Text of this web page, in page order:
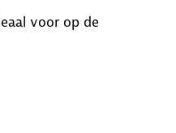
voor op de